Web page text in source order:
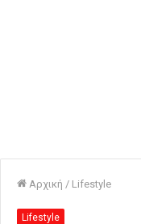
Αρχική / Lifestyle
Lifestyle